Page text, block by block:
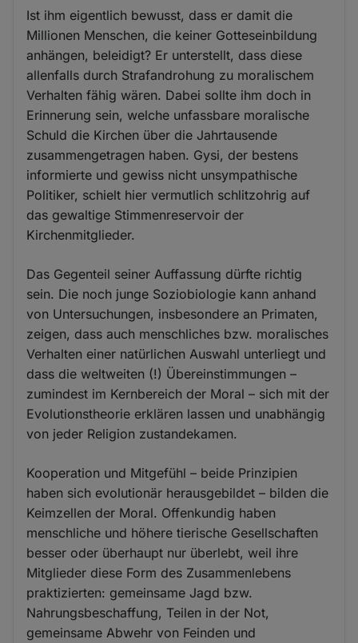
Ist ihm eigentlich bewusst, dass er damit die
Millionen Menschen, die keiner Gotteseinbildung
anhängen, beleidigt? Er unterstellt, dass diese
allenfalls durch Strafandrohung zu moralischem
Verhalten fähig wären. Dabei sollte ihm doch in
Erinnerung sein, welche unfassbare moralische
Schuld die Kirchen über die Jahrtausende
zusammengetragen haben. Gysi, der bestens
informierte und gewiss nicht unsympathische
Politiker, schielt hier vermutlich schlitzohrig auf
das gewaltige Stimmenreservoir der
Kirchenmitglieder.
Das Gegenteil seiner Auffassung dürfte richtig
sein. Die noch junge Soziobiologie kann anhand
von Untersuchungen, insbesondere an Primaten,
zeigen, dass auch menschliches bzw. moralisches
Verhalten einer natürlichen Auswahl unterliegt und
dass die weltweiten (!) Übereinstimmungen –
zumindest im Kernbereich der Moral – sich mit der
Evolutionstheorie erklären lassen und unabhängig
von jeder Religion zustandekamen.
Kooperation und Mitgefühl – beide Prinzipien
haben sich evolutionär herausgebildet – bilden die
Keimzellen der Moral. Offenkundig haben
menschliche und höhere tierische Gesellschaften
besser oder überhaupt nur überlebt, weil ihre
Mitglieder diese Form des Zusammenlebens
praktizierten: gemeinsame Jagd bzw.
Nahrungsbeschaffung, Teilen in der Not,
gemeinsame Abwehr von Feinden und